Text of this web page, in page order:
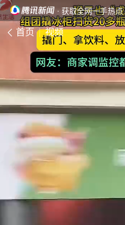
· 获取全网一手热点
首页 视频